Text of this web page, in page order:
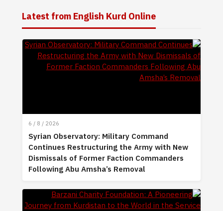
Latest from English Kurd Online
6 / 8 / 2026
Syrian Observatory: Military Command
Continues Restructuring the Army with New
Dismissals of Former Faction Commanders
Following Abu Amsha’s Removal